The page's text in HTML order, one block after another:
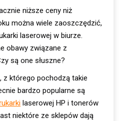
niższe ceny niż
można wiele zaoszczędzić,
laserowej w biurze.
obawy związane z
są one słuszne?
z którego pochodzą takie
bardzo popularne są
laserowej HP i tonerów
niektóre ze sklepów dają